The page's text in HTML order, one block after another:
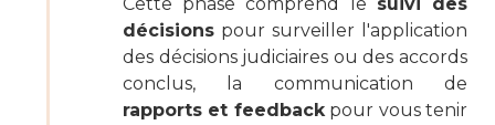
décisions pour surveiller l'application
des décisions judiciaires ou des accords
conclus, la communication de
rapports et feedbackpour vous tenir